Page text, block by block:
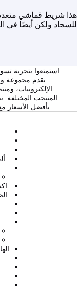
هذا شريط قماشي
للسجاد ولكن أيضًا في
نقدم مجموعة
الإلكترونيات،
المنتجت
بأفضل الأسعار